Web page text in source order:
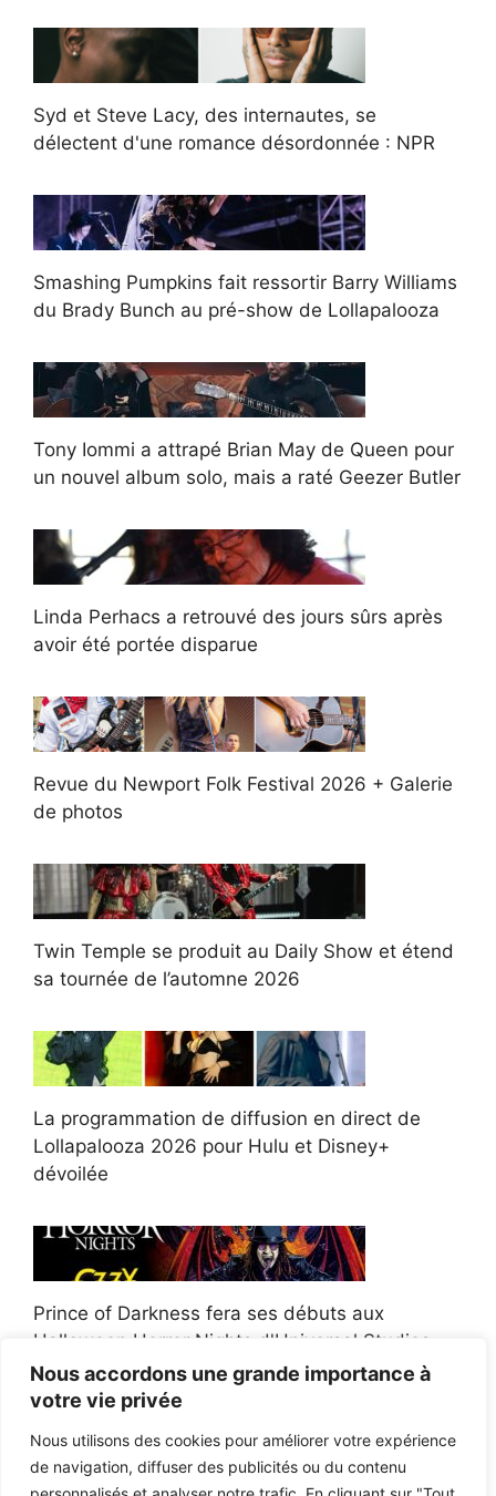
Nous accordons une grande importance à
votre vie privée
Nous utilisons des cookies pour améliorer votre expérience
de navigation, diffuser des publicités ou du contenu
Syd et Steve Lacy, des internautes, se
délectent d'une romance désordonnée : NPR
Smashing Pumpkins fait ressortir Barry Williams
du Brady Bunch au pré-show de Lollapalooza
Tony Iommi a attrapé Brian May de Queen pour
un nouvel album solo, mais a raté Geezer Butler
Linda Perhacs a retrouvé des jours sûrs après
avoir été portée disparue
Revue du Newport Folk Festival 2026 + Galerie
de photos
Twin Temple se produit au Daily Show et étend
sa tournée de l’automne 2026
La programmation de diffusion en direct de
Lollapalooza 2026 pour Hulu et Disney+
dévoilée
Prince of Darkness fera ses débuts aux
Halloween Horror Nights d'Universal Studios
Afroman poursuit un policier de l'Ohio après la